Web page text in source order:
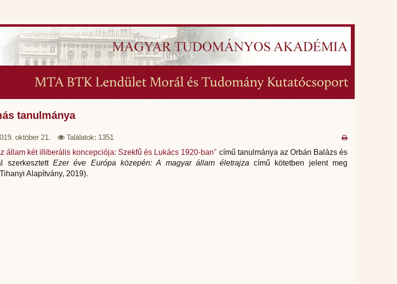
tanulmánya
október 21.
Találatok: 1351
állam két illiberális koncepciója: Szekfű és Lukács 1920-ban" című tanulmánya az Orbán Balázs és
szerkesztett Ezer éve Európa közepén: A magyar állam életrajza című kötetben jelent meg
Alapítvány, 2019).